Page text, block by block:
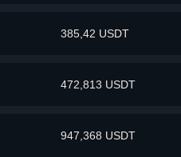
385,42 USDT
472,813 USDT
947,368 USDT